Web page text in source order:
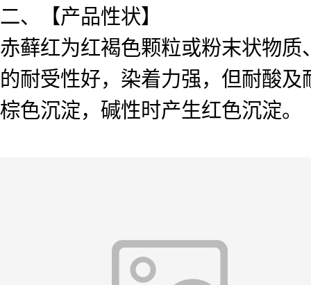
二、【产品性状】
赤藓红为红褐色颗粒或粉末状物
的耐受性好，染着力强，但耐酸
棕色沉淀，碱性时产生红色沉淀。